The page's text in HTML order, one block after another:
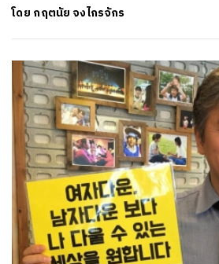
โดย กฤตนัย จงไกรจักร